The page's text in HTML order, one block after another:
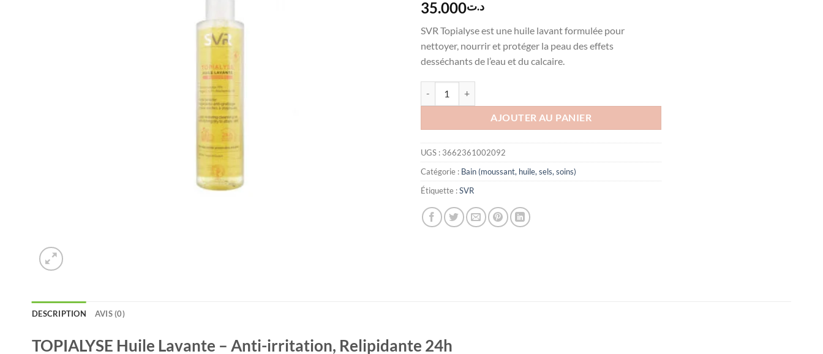
د.ت35.000
SVR Topialyse est une huile lavant formulée pour
nettoyer, nourrir et protéger la peau des effets
desséchants de l’eau et du calcaire.
AJOUTER AU PANIER
UGS : 3662361002092
Catégorie : Bain (moussant, huile, sels, soins)
Étiquette :SVR
DESCRIPTION AVIS (0)
TOPIALYSE Huile Lavante – Anti-irritation, Relipidante 24h